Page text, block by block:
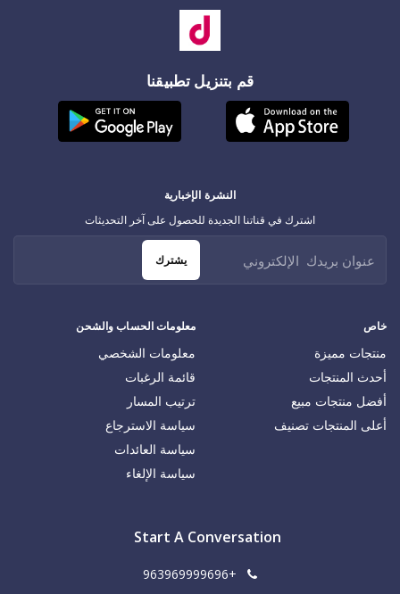
قم بتنزيل تطبيقنا
خاص
منتجات مميزة
أحدث المنتجات
أفضل منتجات مبيع
أعلى المنتجات تصنيف
معلومات الحساب والشحن
معلومات الشخصي
قائمة الرغبات
ترتيب المسار
سياسة الاسترجاع
سياسة العائدات
سياسة الإلغاء
النشرة الإخبارية
اشترك في قناتنا الجديدة للحصول على آخر التحديثات
يشترك
Start A Conversation
+963969999696